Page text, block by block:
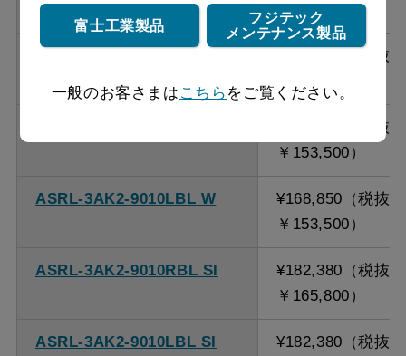
￥153,500）
¥168,850（税抜
¥168,850（税抜
￥153,500）
ASRL-3AK2-9010LBL W
¥168,850（税抜
￥153,500）
ASRL-3AK2-9010RBL SI
¥182,380（税抜
￥165,800）
ASRL-3AK2-9010LBL SI
¥182,380（税抜
富士工業製品
フジテック
メンテナンス製品
一般のお客さまは こちら をご覧ください。